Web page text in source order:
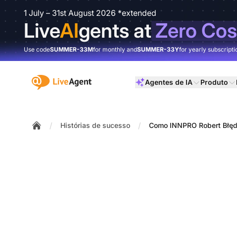
1 July – 31st August 2026 *extended
LiveAIgents atZero
Use codeSUMMER-33Mfor monthly andSUMMER-33Yfor yearly
:site.title Agentes de IA Produto
/ Histórias de sucesso / Como INNPRO Robert